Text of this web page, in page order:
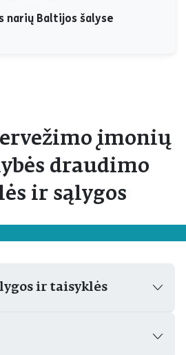
narių Baltijos šalyse
įmonių
draudimo
ir sąlygos
ir taisyklės